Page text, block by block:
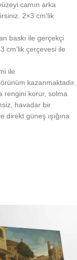
camın arka
2×3 cm’lik
baskı ile gerçekçi
cm’lik çerçevesi ile
ile
kazanmaktadır.
rengini korur, solma
havadar bir
direkt güneş ışığına